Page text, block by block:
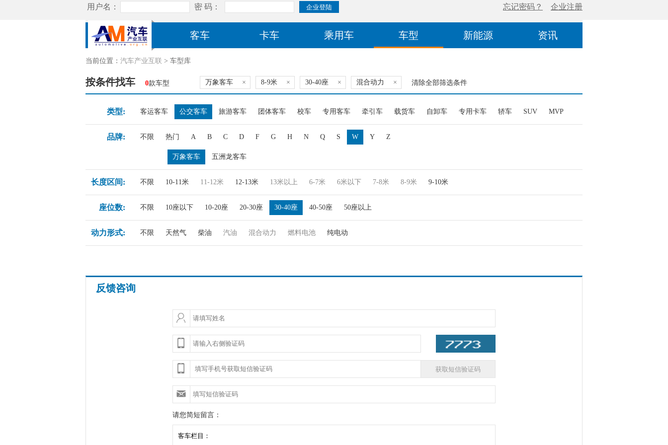
客车 卡车 乘用车 车型 新能源 资讯
当前位置： 汽车产业互联 > 车型库
按条件找车 0款车型 万象客车 × 8-9米 × 30-40座 × 混合动力 × 清除全部筛选条件
类型: 客运客车 公交客车 旅游客车 团体客车 校车 专用客车 牵引车 载货车 自卸车 专用卡车 轿车 SUV MVP
品牌: 不限 热门 A B C D F G H N Q S W Y Z
万象客车 五洲龙客车
长度区间: 不限 10-11米 11-12米 12-13米 13米以上 6-7米 6米以下 7-8米 8-9米 9-10米
座位数: 不限 10座以下 10-20座 20-30座 30-40座 40-50座 50座以上
动力形式: 不限 天然气 柴油 汽油 混合动力 燃料电池 纯电动
反馈咨询
请您简短留言：